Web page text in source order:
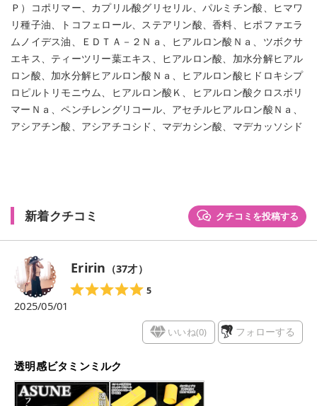
Ｐ）コポリマー、カプリル酸グリセリル、パルミチン酸、ヒマワ
リ種子油、トコフェロール、ステアリン酸、香料、ヒポファエラ
ムノイデス油、ＥＤＴＡ－２Ｎａ、ヒアルロン酸Ｎａ、ツボクサ
エキス、ティーツリー葉エキス、ヒアルロン酸、加水分解ヒアル
ロン酸、加水分解ヒアルロン酸Ｎａ、ヒアルロン酸ヒドロキシプ
ロピルトリモニウム、ヒアルロン酸Ｋ、ヒアルロン酸クロスポリ
マーＮａ、ペンチレングリコール、アセチルヒアルロン酸Ｎａ、
アシアチン酸、アシアチコシド、マデカシン酸、マデカッソシド
新着クチコミ クチコミを投稿する
Eririn （37才）
5
2025/05/01
いいね(0) フォローする
透明感ビタミンミルク